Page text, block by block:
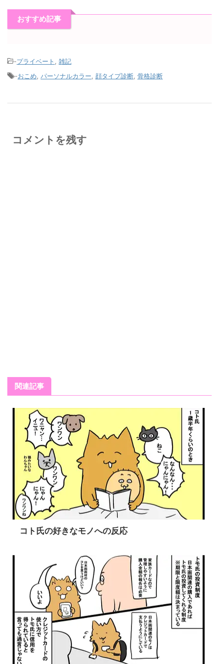
おすすめ記事
-プライベート
雑記
-おこめ パーソナルカラー 顔タイプ診断 骨格診断
コメントを残す
関連記事
コト氏の好きなモノへの反応